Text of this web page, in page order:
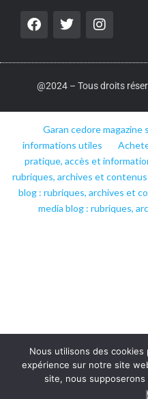
@2024 – Tous droits
Garan cedore
informations utiles
pratique, accès et
rubriques, archives et
blog : rubriques, archives et
media blog : rubriques,
Nous utilisons des cookies
expérience sur notre site
site, nous